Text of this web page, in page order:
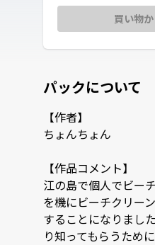
買い物
パックについて
【作者】
ちょんちょん
【作品コメント】
江の島で個人でビー
を機にビーチクリー
することになりまし
り知ってもらうため